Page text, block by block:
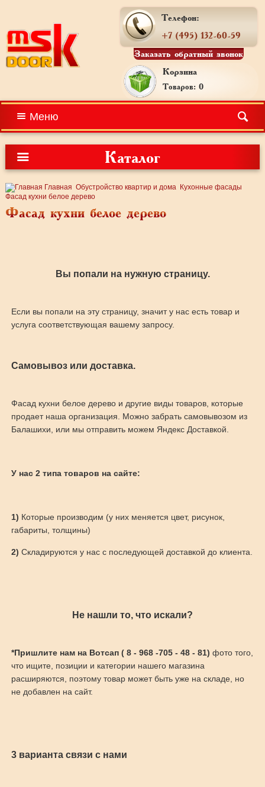
Телефон:
+7 (495) 132-60-59
Заказать обратный звонок
Корзина
Товаров: 0
Меню
Каталог
Главная Обустройство квартир и дома Кухонные фасады
Фасад кухни белое дерево
Фасад кухни белое дерево
Вы попали на нужную страницу.
Если вы попали на эту страницу, значит у нас есть товар и
услуга соответствующая вашему запросу.
Самовывоз или доставка.
Фасад кухни белое дерево и другие виды товаров, которые
продает наша организация. Можно забрать самовывозом из
Балашихи, или мы отправить можем Яндекс Доставкой.
У нас 2 типа товаров на сайте:
1) Которые производим (у них меняется цвет, рисунок,
габариты, толщины)
2) Складируются у нас с последующей доставкой до клиента.
Не нашли то, что искали?
*Пришлите нам на Вотсап ( 8 - 968 -705 - 48 - 81) фото того,
что ищите, позиции и категории нашего магазина
расширяются, поэтому товар может быть уже на складе, но
не добавлен на сайт.
3 варианта связи с нами